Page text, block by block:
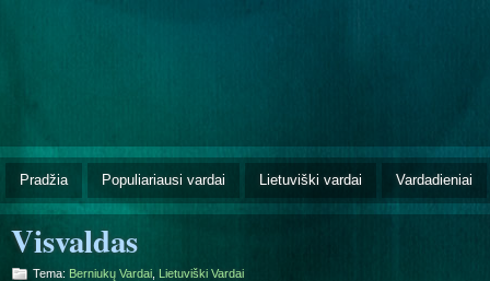
Pradžia Populiariausi vardai Lietuviški vardai Vardadieniai
Visvaldas
Tema: Berniukų Vardai Lietuviški Vardai